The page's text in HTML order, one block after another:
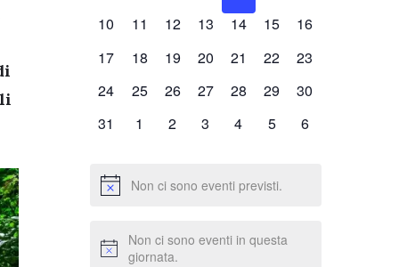
eventi,eventi,
0
10
0
11
0
12
0
13
0
14
0
15
0
16
0
17
0
18
0
19
0
20
0
21
0
22
0
23
0
24
0
25
0
26
0
27
0
28
0
29
0
30
0
31
0
1
0
2
0
3
0
4
0
5
0
6
Non ci sono eventi previsti.
Non ci sono eventi in questa
giornata.